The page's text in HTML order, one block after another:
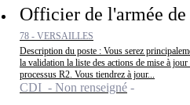
Officier de l'armée
78 - VERSAILLES
Description du poste : Vous serez
la validation la liste des actions de mise à
processus R2. Vous tiendrez à jour...
CDI - Non renseigné